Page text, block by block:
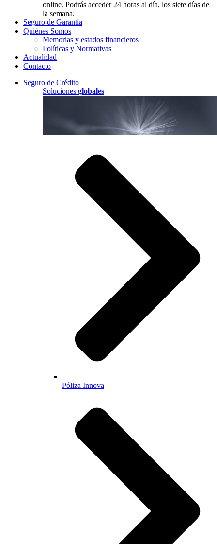
online. Podrás acceder 24 horas al día, los siete días de
la semana.
Seguro de Garantía
Quiénes Somos
Memorias y estados financieros
Políticas y Normativas
Actualidad
Contacto
Seguro de Crédito
Soluciones globales
Póliza Innova